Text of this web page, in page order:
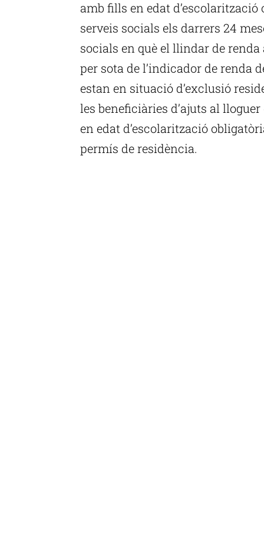
amb fills en edat
serveis socials els darrers 24
socials en què el llindar de
per sota de l’indicador de renda
estan en situació d’exclusió
les beneficiàries d’ajuts al
en edat d’escolarització
permís de residència.